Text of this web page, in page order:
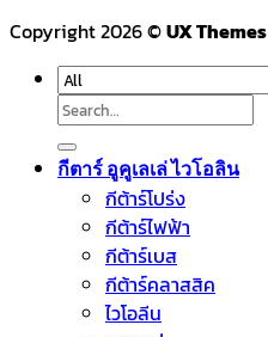
Copyright 2026 ©UX Themes
Search
กีตาร์ อูคูเลเล่ ไวโอลิน
กีต้าร์โปร่ง
กีต้าร์ไฟฟ้า
กีต้าร์เบส
กีต้าร์คลาสสิค
ไวโอลีน